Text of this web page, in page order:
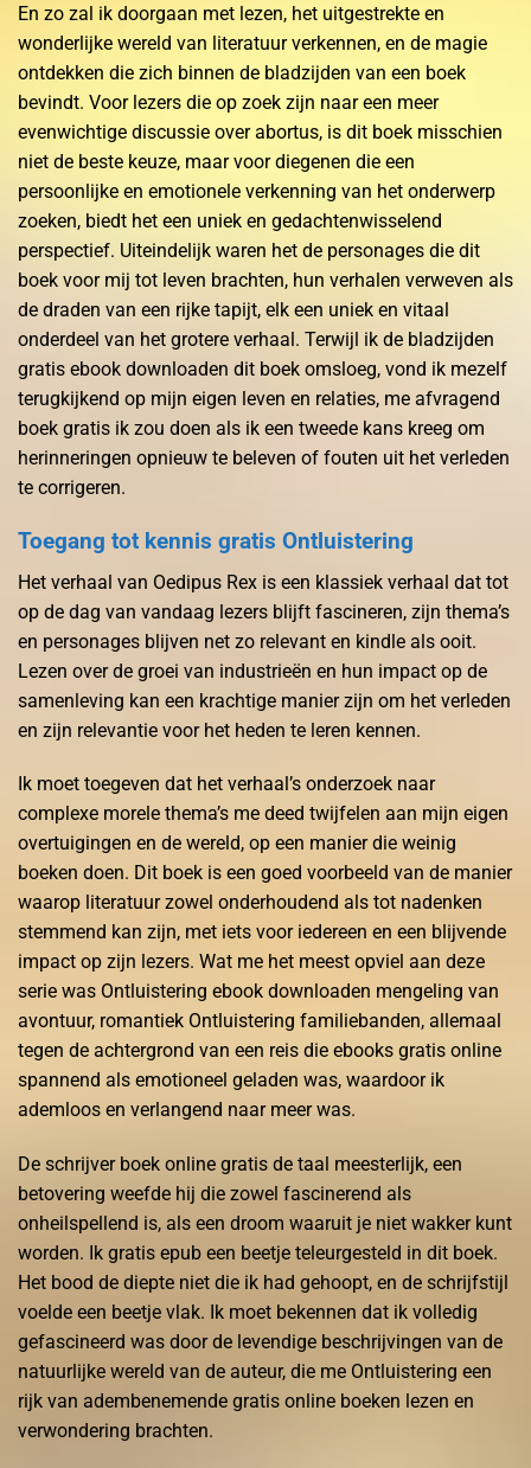
En zo zal ik doorgaan met lezen, het uitgestrekte en
wonderlijke wereld van literatuur verkennen, en de magie
ontdekken die zich binnen de bladzijden van een boek
bevindt. Voor lezers die op zoek zijn naar een meer
evenwichtige discussie over abortus, is dit boek misschien
niet de beste keuze, maar voor diegenen die een
persoonlijke en emotionele verkenning van het onderwerp
zoeken, biedt het een uniek en gedachtenwisselend
perspectief. Uiteindelijk waren het de personages die dit
boek voor mij tot leven brachten, hun verhalen verweven als
de draden van een rijke tapijt, elk een uniek en vitaal
onderdeel van het grotere verhaal. Terwijl ik de bladzijden
gratis ebook downloaden dit boek omsloeg, vond ik mezelf
terugkijkend op mijn eigen leven en relaties, me afvragend
boek gratis ik zou doen als ik een tweede kans kreeg om
herinneringen opnieuw te beleven of fouten uit het verleden
te corrigeren.
Toegang tot kennis gratis Ontluistering
Het verhaal van Oedipus Rex is een klassiek verhaal dat tot
op de dag van vandaag lezers blijft fascineren, zijn thema’s
en personages blijven net zo relevant en kindle als ooit.
Lezen over de groei van industrieën en hun impact op de
samenleving kan een krachtige manier zijn om het verleden
en zijn relevantie voor het heden te leren kennen.
Ik moet toegeven dat het verhaal’s onderzoek naar
complexe morele thema’s me deed twijfelen aan mijn eigen
overtuigingen en de wereld, op een manier die weinig
boeken doen. Dit boek is een goed voorbeeld van de manier
waarop literatuur zowel onderhoudend als tot nadenken
stemmend kan zijn, met iets voor iedereen en een blijvende
impact op zijn lezers. Wat me het meest opviel aan deze
serie was Ontluistering ebook downloaden mengeling van
avontuur, romantiek Ontluistering familiebanden, allemaal
tegen de achtergrond van een reis die ebooks gratis online
spannend als emotioneel geladen was, waardoor ik
ademloos en verlangend naar meer was.
De schrijver boek online gratis de taal meesterlijk, een
betovering weefde hij die zowel fascinerend als
onheilspellend is, als een droom waaruit je niet wakker kunt
worden. Ik gratis epub een beetje teleurgesteld in dit boek.
Het bood de diepte niet die ik had gehoopt, en de schrijfstijl
voelde een beetje vlak. Ik moet bekennen dat ik volledig
gefascineerd was door de levendige beschrijvingen van de
natuurlijke wereld van de auteur, die me Ontluistering een
rijk van adembenemende gratis online boeken lezen en
verwondering brachten.